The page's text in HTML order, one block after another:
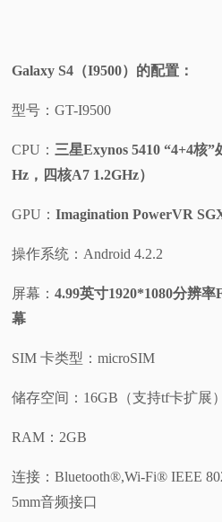
专
题
Galaxy S4（I9500）的配置：
型号：GT-I9500
CPU： 三星Exynos 5410 “4+4核
Hz，四核A7 1.2GHz）
GPU：Imagination PowerVR
操作系统：Android 4.2.2
屏幕：4.99英寸1920*1080分辨
幕
SIM 卡类型：microSIM
储存空间：16GB（支持tf卡扩展）
RAM：2GB
连接：Bluetooth®,Wi-Fi® IEEE
5mm音频接口